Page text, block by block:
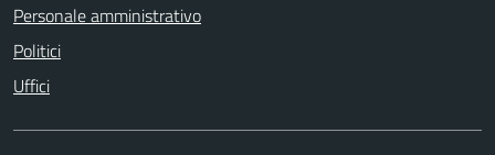
Personale amministrativo
Politici
Uffici